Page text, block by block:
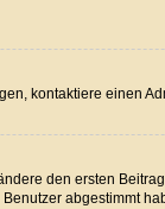
kontaktiere einen
den ersten
abgestimmt